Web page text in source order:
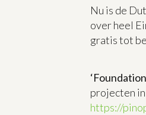
Nu is de
over heel
gratis tot
projecten
https://